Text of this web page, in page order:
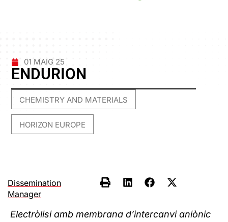
01 MAIG 25
ENDURION
CHEMISTRY AND MATERIALS
HORIZON EUROPE
Dissemination
Manager
Electròlisi amb membrana d’intercanvi aniònic